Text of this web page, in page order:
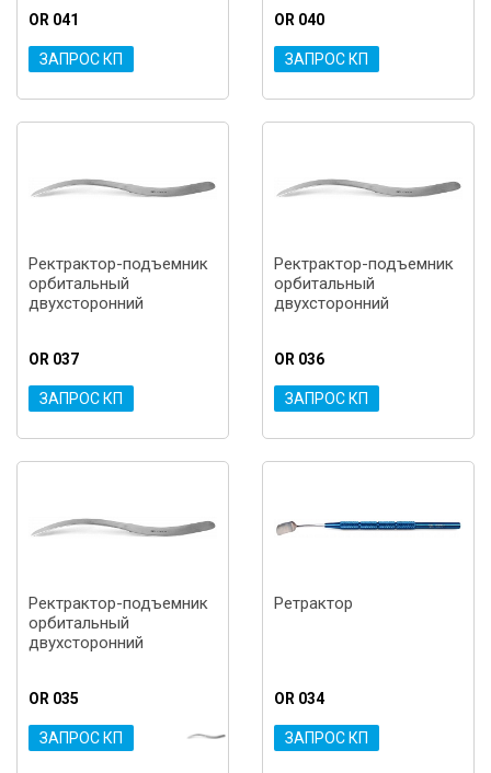
OR 041
ЗАПРОС КП
OR 040
ЗАПРОС КП
Ректрактор-подъемник
орбитальный
двухсторонний
OR 037
ЗАПРОС КП
Ректрактор-подъемник
орбитальный
двухсторонний
OR 036
ЗАПРОС КП
Ректрактор-подъемник
орбитальный
двухсторонний
OR 035
ЗАПРОС КП
Ретрактор
OR 034
ЗАПРОС КП